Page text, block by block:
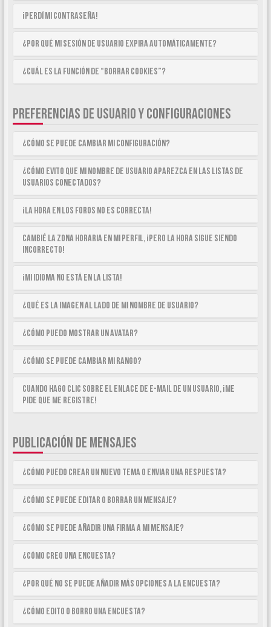
¡Perdí mi contraseña!
¿Por qué mi sesión de usuario expira automáticamente?
¿Cuál es la función de “Borrar cookies”?
PREFERENCIAS DE USUARIO Y CONFIGURACIONES
¿Cómo se puede cambiar mi configuración?
¿Cómo evito que mi nombre de usuario aparezca en las listas de
usuarios conectados?
¡La hora en los foros no es correcta!
Cambié la zona horaria en mi perfil, ¡pero la hora sigue siendo
incorrecto!
¡Mi idioma no está en la lista!
¿Qué es la imagen al lado de mi nombre de usuario?
¿Cómo puedo mostrar un avatar?
¿Cómo se puede cambiar mi rango?
Cuando hago clic sobre el enlace de e-mail de un usuario, ¡me
pide que me registre!
PUBLICACIÓN DE MENSAJES
¿Cómo puedo crear un nuevo tema o enviar una respuesta?
¿Cómo se puede editar o borrar un mensaje?
¿Cómo se puede añadir una firma a mi mensaje?
¿Cómo creo una encuesta?
¿Por qué no se puede añadir más opciones a la encuesta?
¿Cómo edito o borro una encuesta?